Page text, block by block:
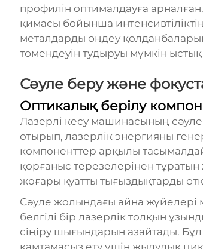
профилін оптималдауға
қимасы бойынша
металдарды өңдеу
төмендеуін тудыруы мүмкін
Сәуле беру және
Оптикалық берілу
Лазерлі кесу машинасының
отырып, лазерлік энергияны
компоненттер арқылы
қорғаныс терезелерінен
жоғары қуатты тығыздықтарды
Сәуле жолындағы айна жүйелері
белгілі бір лазерлік толқын
сіңіру шығындарын азайтады.
қамтамасыз ету үшін жылулық